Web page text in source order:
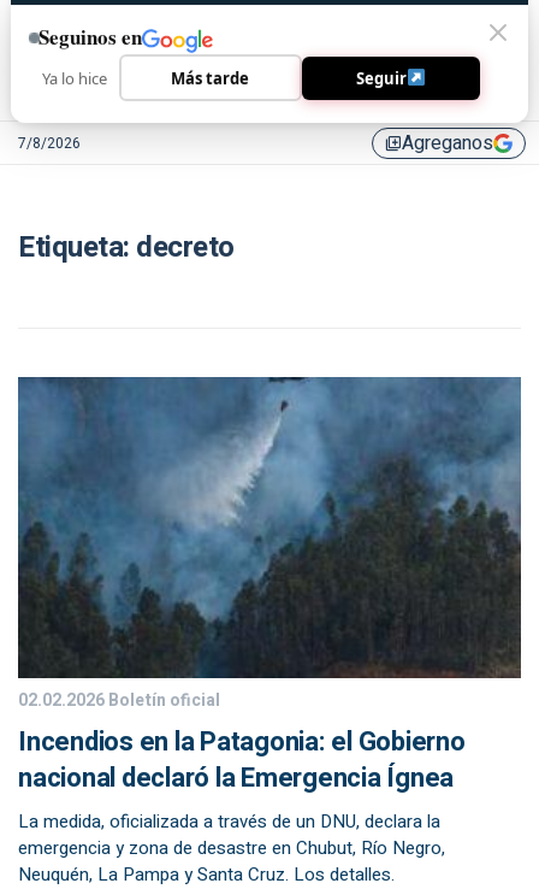
7/8/2026 library_addAgreganos
Etiqueta: decreto
02.02.2026Boletín oficial
Incendios en la Patagonia: el Gobierno
nacional declaró la Emergencia Ígnea
La medida, oficializada a través de un DNU, declara la
emergencia y zona de desastre en Chubut, Río Negro,
Neuquén, La Pampa y Santa Cruz. Los detalles.
Seguinos en
Ya lo hice Más tarde Seguir